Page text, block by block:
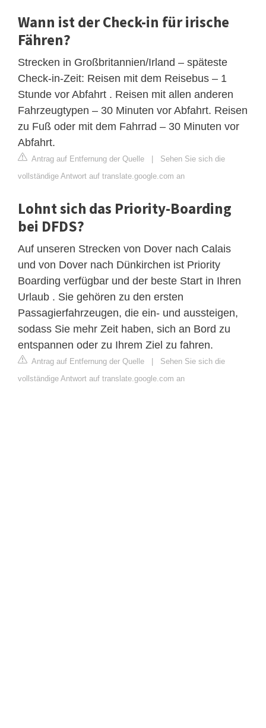
Wann ist der Check-in für irische
Fähren?
Strecken in Großbritannien/Irland – späteste
Check-in-Zeit: Reisen mit dem Reisebus – 1
Stunde vor Abfahrt . Reisen mit allen anderen
Fahrzeugtypen – 30 Minuten vor Abfahrt. Reisen
zu Fuß oder mit dem Fahrrad – 30 Minuten vor
Abfahrt.
Antrag auf Entfernung der Quelle | Sehen Sie sich die
vollständige Antwort auf translate.google.com an
Lohnt sich das Priority-Boarding
bei DFDS?
Auf unseren Strecken von Dover nach Calais
und von Dover nach Dünkirchen ist Priority
Boarding verfügbar und der beste Start in Ihren
Urlaub . Sie gehören zu den ersten
Passagierfahrzeugen, die ein- und aussteigen,
sodass Sie mehr Zeit haben, sich an Bord zu
entspannen oder zu Ihrem Ziel zu fahren.
Antrag auf Entfernung der Quelle | Sehen Sie sich die
vollständige Antwort auf translate.google.com an